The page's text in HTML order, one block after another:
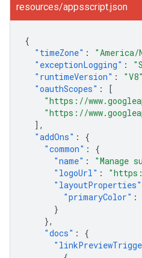
resources/appsscript.json
{
"timeZone" : "America/
"exceptionLogging" :
"runtimeVersion" : "V8"
"oauthScopes" :
[
"https://
"https://
],
"addOns" :
{
"common" :
{
"name" : "Manage
"logoUrl" :
"layoutProperties"
"primaryColor" :
}
},
"docs" :
{